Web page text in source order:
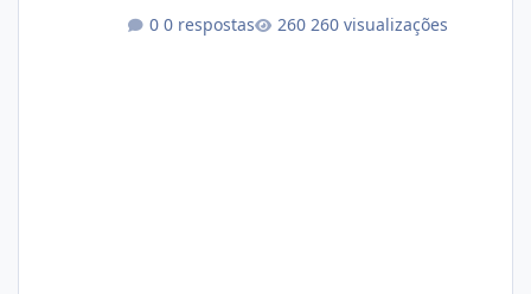
operação. Se você possui clientes ativos de
0 respostas 260 visualizações